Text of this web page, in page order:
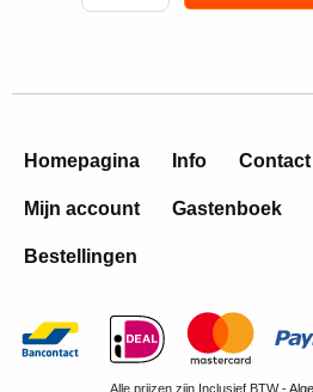
Homepagina Info Contact
Mijn account Gastenboek
Bestellingen
Alle prijzen zijn Inclusief BTW -